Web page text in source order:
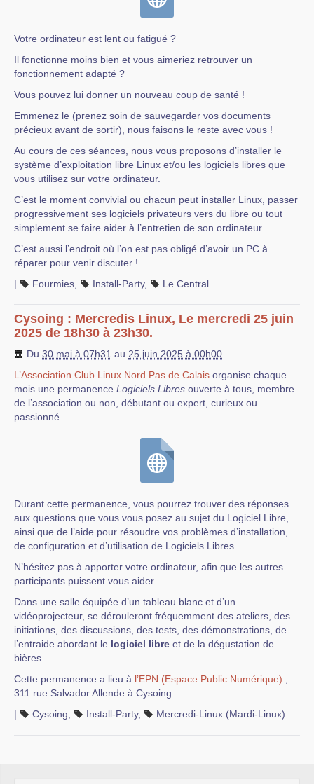
Votre ordinateur est lent ou fatigué ?
Il fonctionne moins bien et vous aimeriez retrouver un
fonctionnement adapté ?
Vous pouvez lui donner un nouveau coup de santé !
Emmenez le (prenez soin de sauvegarder vos documents
précieux avant de sortir), nous faisons le reste avec vous !
Au cours de ces séances, nous vous proposons d’installer le
système d’exploitation libre Linux et/ou les logiciels libres que
vous utilisez sur votre ordinateur.
C’est le moment convivial ou chacun peut installer Linux, passer
progressivement ses logiciels privateurs vers du libre ou tout
simplement se faire aider à l’entretien de son ordinateur.
C’est aussi l’endroit où l’on est pas obligé d’avoir un PC à
réparer pour venir discuter !
|
Fourmies Install-Party, Le Central
Cysoing : Mercredis Linux, Le mercredi 25 juin
2025 de 18h30 à 23h30.
Du 30 mai à 07h31 au 25 juin 2025 à 00h00
L’Association Club Linux Nord Pas de Calais organise chaque
mois une permanence Logiciels Libres ouverte à tous, membre
de l’association ou non, débutant ou expert, curieux ou
passionné.
Durant cette permanence, vous pourrez trouver des réponses
aux questions que vous vous posez au sujet du Logiciel Libre,
ainsi que de l’aide pour résoudre vos problèmes d’installation,
de configuration et d’utilisation de Logiciels Libres.
N’hésitez pas à apporter votre ordinateur, afin que les autres
participants puissent vous aider.
Dans une salle équipée d’un tableau blanc et d’un
vidéoprojecteur, se dérouleront fréquemment des ateliers, des
initiations, des discussions, des tests, des démonstrations, de
l’entraide abordant le logiciel libre et de la dégustation de
bières.
Cette permanence a lieu à l’EPN (Espace Public Numérique)
311 rue Salvador Allende à Cysoing.
|
Cysoing Install-Party, Mercredi-Linux (Mardi-Linux)